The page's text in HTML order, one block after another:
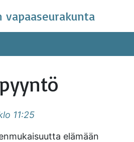
vapaaseurakunta
11:25
elämään